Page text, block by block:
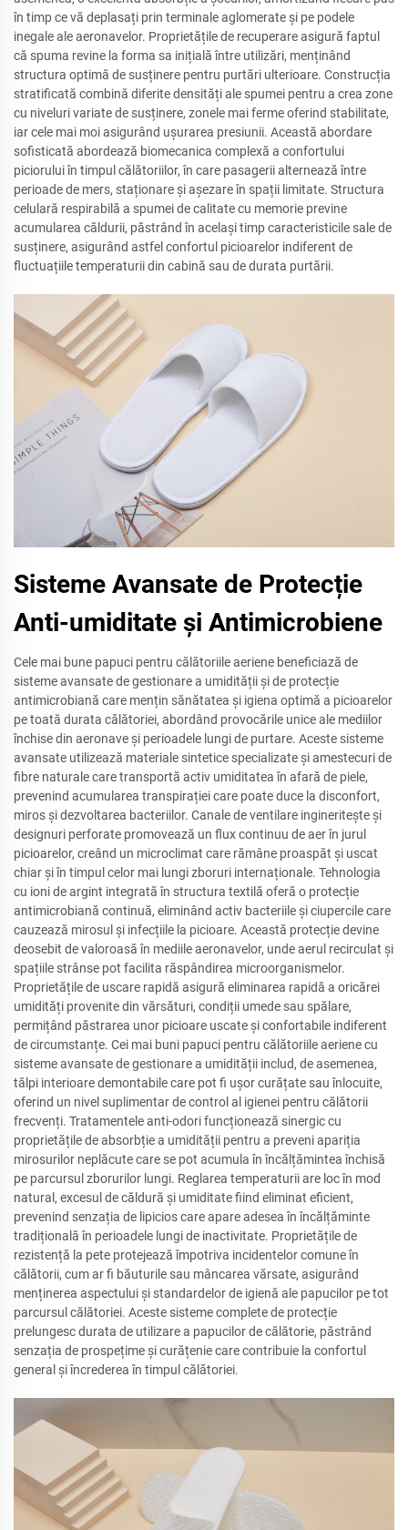
în timp ce vă deplasați prin terminale aglomerate și pe podele
inegale ale aeronavelor. Proprietățile de recuperare asigură faptul
că spuma revine la forma sa inițială între utilizări, menținând
structura optimă de susținere pentru purtări ulterioare. Construcția
stratificată combină diferite densități ale spumei pentru a crea zone
cu niveluri variate de susținere, zonele mai ferme oferind stabilitate,
iar cele mai moi asigurând ușurarea presiunii. Această abordare
sofisticată abordează biomecanica complexă a confortului
piciorului în timpul călătoriilor, în care pasagerii alternează între
perioade de mers, staționare și așezare în spații limitate. Structura
celulară respirabilă a spumei de calitate cu memorie previne
acumularea căldurii, păstrând în același timp caracteristicile sale de
susținere, asigurând astfel confortul picioarelor indiferent de
fluctuațiile temperaturii din cabină sau de durata purtării.
Sisteme Avansate de Protecție
Anti-umiditate și Antimicrobiene
Cele mai bune papuci pentru călătoriile aeriene beneficiază de
sisteme avansate de gestionare a umidității și de protecție
antimicrobiană care mențin sănătatea și igiena optimă a picioarelor
pe toată durata călătoriei, abordând provocările unice ale mediilor
închise din aeronave și perioadele lungi de purtare. Aceste sisteme
avansate utilizează materiale sintetice specializate și amestecuri de
fibre naturale care transportă activ umiditatea în afară de piele,
prevenind acumularea transpirației care poate duce la disconfort,
miros și dezvoltarea bacteriilor. Canale de ventilare ingineritește și
designuri perforate promovează un flux continuu de aer în jurul
picioarelor, creând un microclimat care rămâne proaspăt și uscat
chiar și în timpul celor mai lungi zboruri internaționale. Tehnologia
cu ioni de argint integrată în structura textilă oferă o protecție
antimicrobiană continuă, eliminând activ bacteriile și ciupercile care
cauzează mirosul și infecțiile la picioare. Această protecție devine
deosebit de valoroasă în mediile aeronavelor, unde aerul recirculat și
spațiile strânse pot facilita răspândirea microorganismelor.
Proprietățile de uscare rapidă asigură eliminarea rapidă a oricărei
umidități provenite din vărsături, condiții umede sau spălare,
permițând păstrarea unor picioare uscate și confortabile indiferent
de circumstanțe. Cei mai buni papuci pentru călătoriile aeriene cu
sisteme avansate de gestionare a umidității includ, de asemenea,
tălpi interioare demontabile care pot fi ușor curățate sau înlocuite,
oferind un nivel suplimentar de control al igienei pentru călătorii
frecvenți. Tratamentele anti-odori funcționează sinergic cu
proprietățile de absorbție a umidității pentru a preveni apariția
mirosurilor neplăcute care se pot acumula în încălțămintea închisă
pe parcursul zborurilor lungi. Reglarea temperaturii are loc în mod
natural, excesul de căldură și umiditate fiind eliminat eficient,
prevenind senzația de lipicios care apare adesea în încălțăminte
tradițională în perioadele lungi de inactivitate. Proprietățile de
rezistență la pete protejează împotriva incidentelor comune în
călătorii, cum ar fi băuturile sau mâncarea vărsate, asigurând
menținerea aspectului și standardelor de igienă ale papucilor pe tot
parcursul călătoriei. Aceste sisteme complete de protecție
prelungesc durata de utilizare a papucilor de călătorie, păstrând
senzația de prospețime și curățenie care contribuie la confortul
general și încrederea în timpul călătoriei.